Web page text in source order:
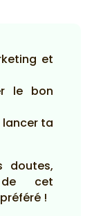
et
le bon
ta
doutes,
de cet
!